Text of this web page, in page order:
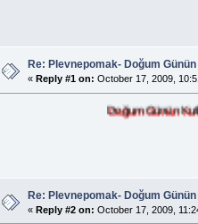
Re: Plevnepomak- Doğum
« Reply #1 on: October 17, 2009,
Doğum Günün Kutlu
Re: Plevnepomak- Doğum
« Reply #2 on: October 17, 2009,